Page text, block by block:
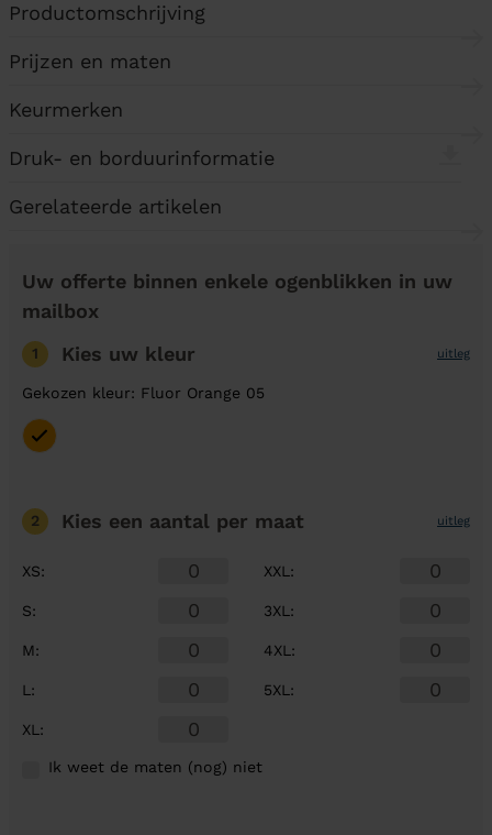
Productomschrijving
Prijzen en maten
Keurmerken
Druk- en borduurinformatie
Gerelateerde artikelen
Uw offerte binnen enkele ogenblikken in uw
mailbox
1 Kies uw kleur uitleg
Gekozen kleur: Fluor Orange 05
2 Kies een aantal per maat uitleg
XS:
S:
M:
L :
XL :
XXL :
3XL :
4XL :
5XL :
Ik weet de maten (nog) niet